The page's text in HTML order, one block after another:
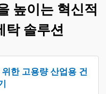
높이는 혁신적
탁 솔루션
한 고용량 산업용 건